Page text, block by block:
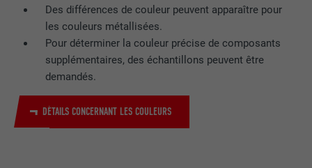
Des différences de couleur peuvent apparaître pour
les couleurs métallisées.
Pour déterminer la couleur précise de composants
supplémentaires, des échantillons peuvent être
demandés.
DÉTAILS CONCERNANT LES COULEURS
EXPIRATION 3 mois
UTILITÉ
Est utilisé par Facebook pour afficher
une série de produits publicitaires, par